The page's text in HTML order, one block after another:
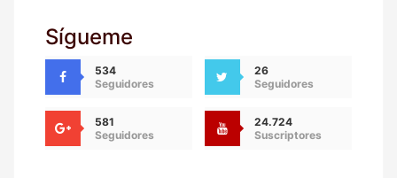
Sígueme
534
Seguidores
26
Seguidores
581
Seguidores
24.724
Suscriptores